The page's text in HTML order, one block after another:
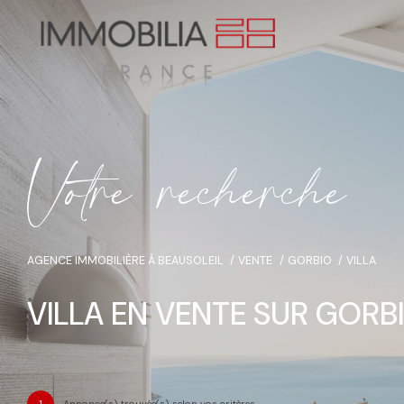
Votre recherche
AGENCE IMMOBILIÈRE À BEAUSOLEIL VENTE GORBIO VILLA
VILLA EN VENTE SUR